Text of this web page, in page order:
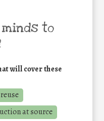
to
will cover these
at source